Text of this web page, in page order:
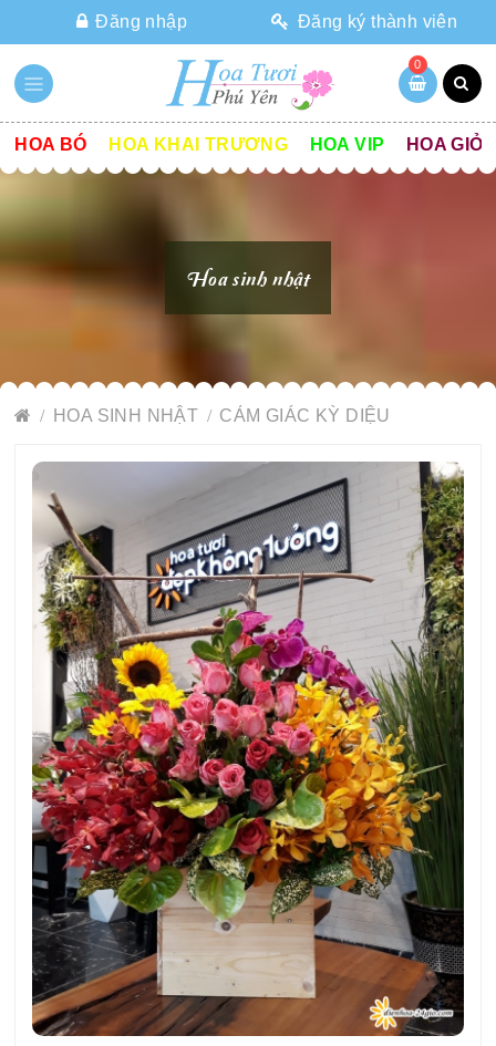
Đăng nhập Đăng ký thành viên
0
HOA BÓ HOA KHAI TRƯƠNG HOA VIP HOA GIỎ
Hoa sinh nhật
HOA SINH NHẬT CẢM GIÁC KỲ DIỆU